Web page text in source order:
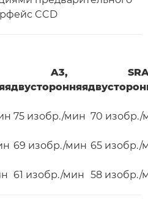
CCD
A3,
двусторонняя
75 изобр./мин 70 изобр./
69 изобр./мин 65 изобр./
61 изобр./мин 58 изобр./